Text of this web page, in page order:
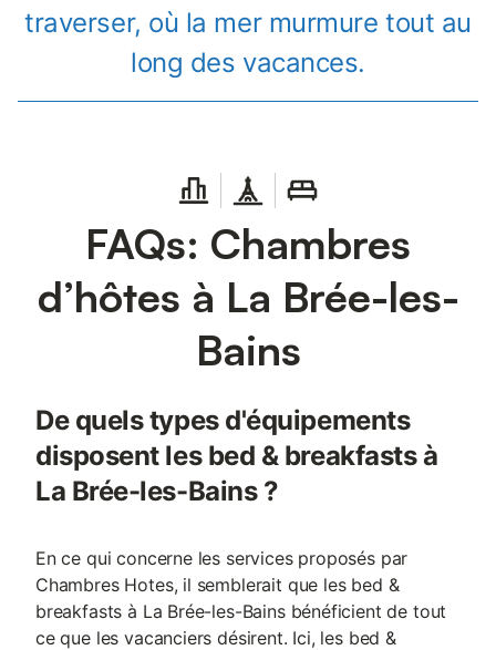
traverser, où la mer murmure tout au
long des vacances.
FAQs: Chambres
d’hôtes à La Brée-les-
Bains
De quels types d'équipements
disposent les bed & breakfasts à
La Brée-les-Bains ?
En ce qui concerne les services proposés par
Chambres Hotes, il semblerait que les bed &
breakfasts à La Brée-les-Bains bénéficient de tout
ce que les vacanciers désirent. Ici, les bed &